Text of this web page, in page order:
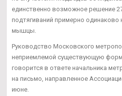
единственно возможное решение
подтягиваний примерно
мышцы.
Руководство Московского
неприемлемой существующую
говорится в ответе начальника
на письмо, направленное
июне.